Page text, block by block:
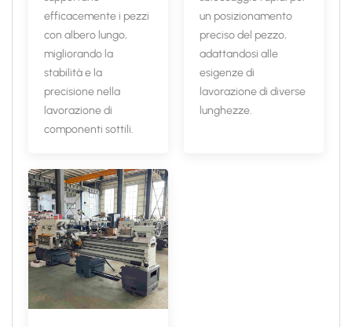
efficacemente i pezzi
con albero lungo,
migliorando la
stabilità e la
precisione nella
lavorazione di
componenti sottili.
un posizionamento
preciso del pezzo,
adattandosi alle
esigenze di
lavorazione di diverse
lunghezze.